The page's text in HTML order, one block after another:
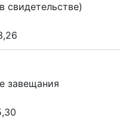
свидетельстве)
завещания